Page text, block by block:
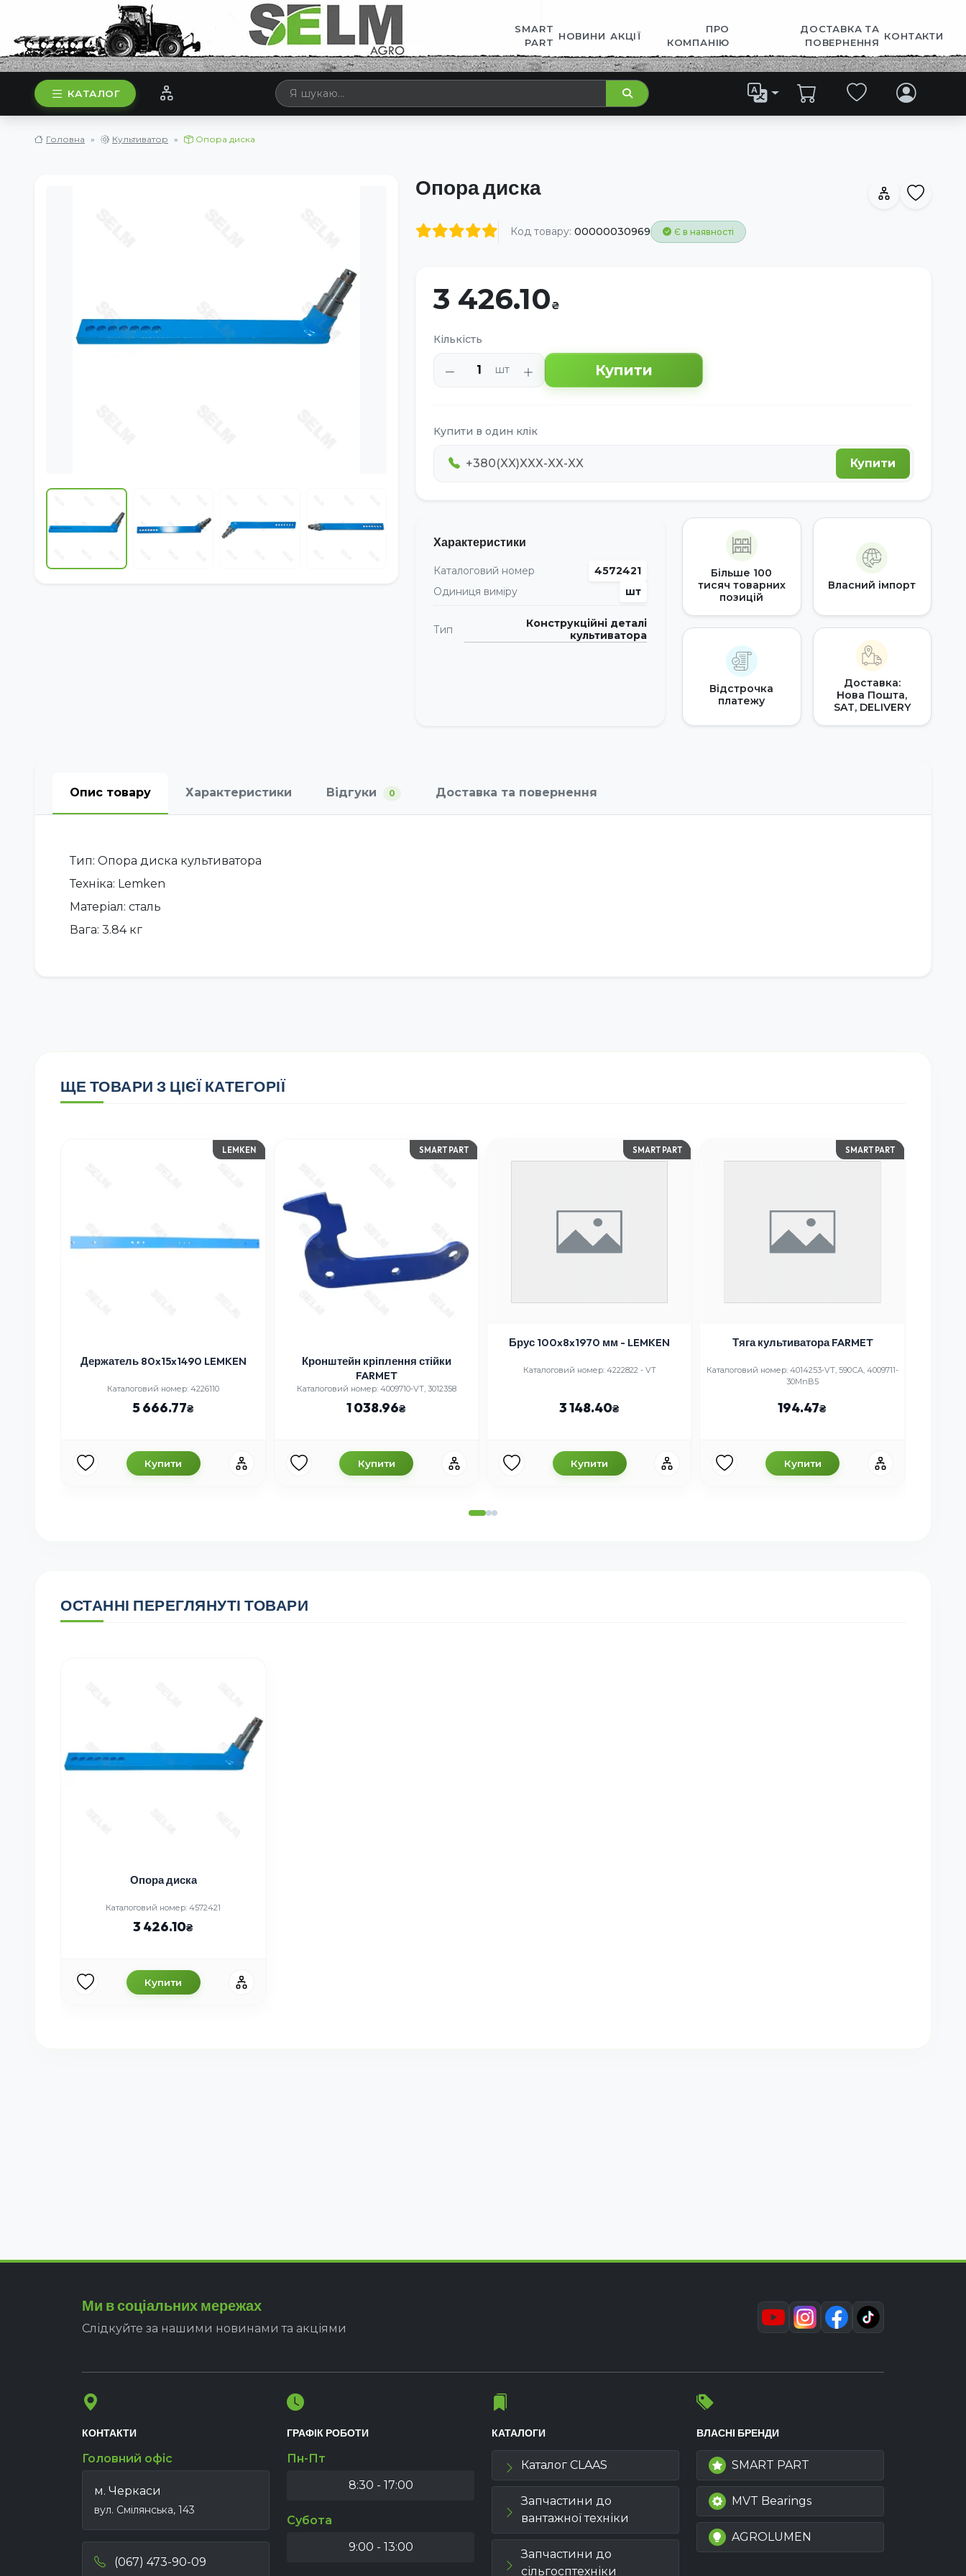
SMART
PART
НОВИНИ АКЦІЇ
ПРО
КОМПАНІЮ
ДОСТАВКА ТА
ПОВЕРНЕННЯ
КОНТАКТИ
КАТАЛОГ
Головна Культиватор Опора диска
Опора диска
Код товару: 00000030969 Є в наявності
3 426.10
Кількість
шт Купити
Купити в один клік
Купити
Характеристики
Каталоговий номер
4572421
Одиниця виміру
шт
Тип
Конструкційні деталі
культиватора
Більше 100
тисяч товарних
позицій
Власний імпорт
Відстрочка
платежу
Доставка:
Нова Пошта,
SAT, DELIVERY
Опис товару Характеристики Відгуки 0 Доставка та повернення
Тип: Опора диска культиватора
Техніка: Lemken
Матеріал: сталь
Вага: 3.84 кг
ЩЕ ТОВАРИ З ЦІЄЇ КАТЕГОРІЇ
LEMKEN
Держатель 80x15x1490 LEMKEN
Каталоговий номер: 4226110
5 666.77
Купити
SMART PART
Кронштейн кріплення стійки
FARMET
Каталоговий номер: 4009710-VT, 3012358
1 038.96
Купити
SMART PART
Брус 100x8x1970 мм - LEMKEN
Каталоговий номер: 4222822 - VT
3 148.40
Купити
SMART PART
Тяга культиватора FARMET
Каталоговий номер: 4014253-VT, 590СА, 4009711-
30MnB5
194.47
Купити
ОСТАННІ ПЕРЕГЛЯНУТІ ТОВАРИ
Опора диска
Каталоговий номер: 4572421
3 426.10
Купити
Ми в соціальних мережах
Слідкуйте за нашими новинами та акціями
КОНТАКТИ
Головний офіс
м. Черкаси
вул. Смілянська, 143
(067) 473-90-09
ГРАФІК РОБОТИ
Пн-Пт
8:30 - 17:00
Субота
9:00 - 13:00
КАТАЛОГИ
Каталог CLAAS
Запчастини до
вантажної техніки
Запчастини до
сільгосптехніки
ВЛАСНІ БРЕНДИ
SMART PART
MVT Bearings
AGROLUMEN